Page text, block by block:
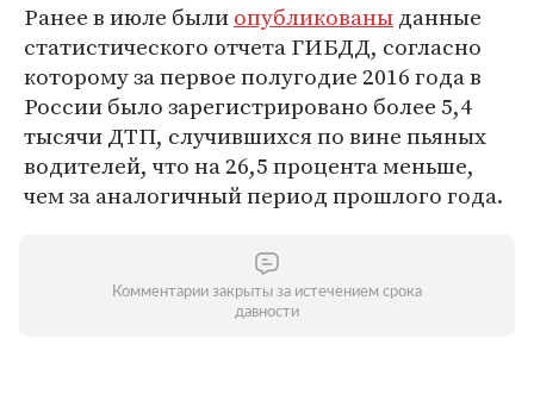
Ранее в июле былиопубликованыданные
статистического отчета ГИБДД, согласно
которому за первое полугодие 2016 года в
России было зарегистрировано более 5,4
тысячи ДТП, случившихся по вине пьяных
водителей, что на 26,5 процента меньше,
чем за аналогичный период прошлого года.
Комментарии закрыты за истечением срока
давности